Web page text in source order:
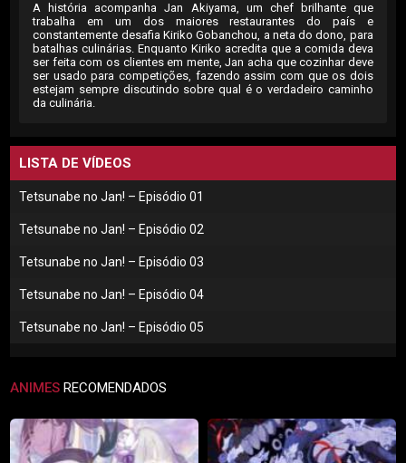
A história acompanha Jan Akiyama, um chef brilhante que
trabalha em um dos maiores restaurantes do país e
constantemente desafia Kiriko Gobanchou, a neta do dono, para
batalhas culinárias. Enquanto Kiriko acredita que a comida deva
ser feita com os clientes em mente, Jan acha que cozinhar deve
ser usado para competições, fazendo assim com que os dois
estejam sempre discutindo sobre qual é o verdadeiro caminho
da culinária.
LISTA DE VÍDEOS
Tetsunabe no Jan! – Episódio 01
Tetsunabe no Jan! – Episódio 02
Tetsunabe no Jan! – Episódio 03
Tetsunabe no Jan! – Episódio 04
Tetsunabe no Jan! – Episódio 05
ANIMES RECOMENDADOS